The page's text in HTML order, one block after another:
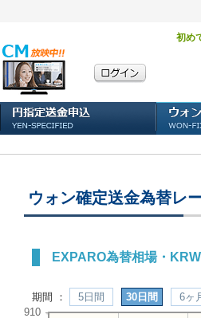
初め
ウォン確定送金為替レ
EXPARO為替相場・KRW
期間 ： 5日間 30日間 6ヶ